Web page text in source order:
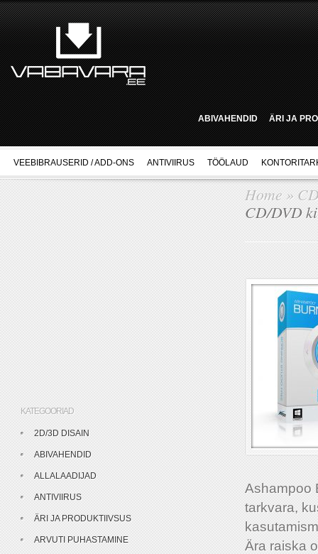
ABIVAHENDID ÄRI JA
VEEBIBRAUSERID / ADD-ONS ANTIVIIRUS TÖÖLAUD
Home »
CD/DVD
Ashampoo
tarkvara,
Ära raiska
KATEGOORIAD
2D/3D DISAIN
ABIVAHENDID
ALLALAADIJAD
ANTIVIIRUS
ÄRI JA PRODUKTIIVSUS
ARVUTI PUHASTAMINE